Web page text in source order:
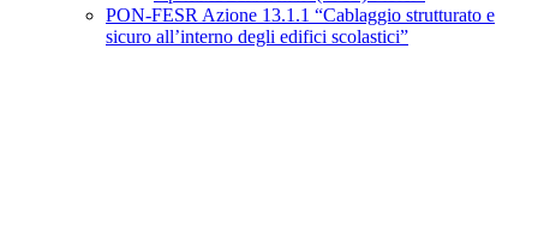
PON-FESR Azione 13.1.1 “Cablaggio strutturato e
sicuro all’interno degli edifici scolastici”